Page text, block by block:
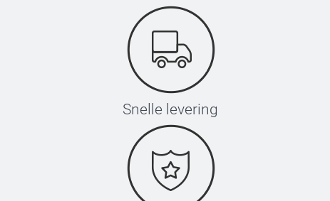
Snelle levering